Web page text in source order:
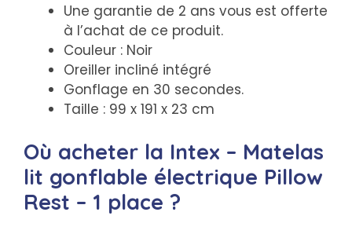
Une garantie de 2 ans vous est offerte
à l’achat de ce produit.
Couleur : Noir
Oreiller incliné intégré
Gonflage en 30 secondes.
Taille : 99 x 191 x 23 cm
Où acheter la Intex – Matelas
lit gonflable électrique Pillow
Rest – 1 place ?